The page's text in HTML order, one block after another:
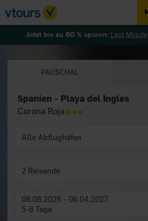
Jetzt bis zu 60 % sparen: Last Minute
PAUSCHAL
Spanien - Playa del Ingles
Corona Roja
2 Reisende
08.08.2026 - 06.04.2027
5-8 Tage